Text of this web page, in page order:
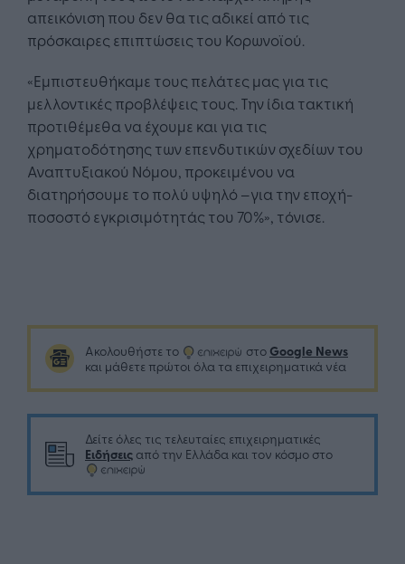
απεικόνιση που δεν θα τις αδικεί από τις
πρόσκαιρες επιπτώσεις του Κορωνοϊού.
«Εμπιστευθήκαμε τους πελάτες μας για τις
μελλοντικές προβλέψεις τους. Την ίδια τακτική
προτιθέμεθα να έχουμε και για τις
χρηματοδότησης των επενδυτικών σχεδίων του
Αναπτυξιακού Νόμου, προκειμένου να
διατηρήσουμε το πολύ υψηλό –για την εποχή-
ποσοστό εγκρισιμότητάς του 70%», τόνισε.
Ακολουθήστε το στο Google News
και μάθετε πρώτοι όλα τα επιχειρηματικά νέα
Δείτε όλες τις τελευταίες επιχειρηματικές
Ειδήσεις από την Ελλάδα και τον κόσμο στο